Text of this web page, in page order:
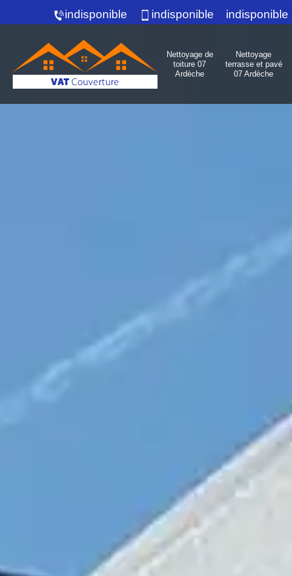
indisponible indisponible indisponible
Nettoyage de
toiture 07
Ardèche
Nettoyage
terrasse et pavé
07 Ardèche